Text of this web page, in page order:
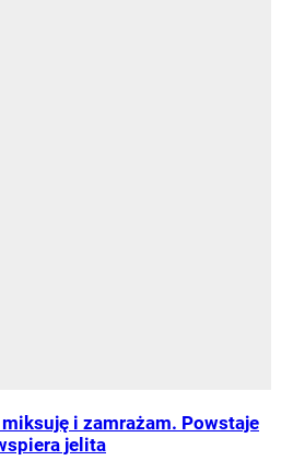
i zamrażam. Powstaje
jelita